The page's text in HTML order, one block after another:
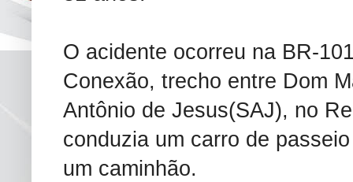
O acidente ocorreu na BR-
Conexão, trecho entre Dom
Antônio de Jesus(SAJ), no
conduzia um carro de
um caminhão.